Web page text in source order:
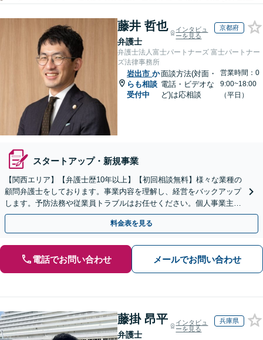
藤井 哲也
弁護士
インタビュ
ーを見る
京都府
弁護士法人富士パートナーズ 富士パートナー
ズ法律事務所
岩出市 か
らも相談
受付中
面談方法(対面・
電話・ビデオな
ど)は応相談
営業時間：0
9:00~18:00
（平日）
スタートアップ・新規事業
【関西エリア】【弁護士歴10年以上】【初回相談無料】様々な業種の
顧問弁護士をしております。事業内容を理解し、経営をバックアップ
します。予防法務や従業員トラブルはお任せください。個人事業主か
らのご相談も可【休日・夜間相談可】
料金表を見る
電話でお問い合わせ メールでお問い合わせ
藤掛 昂平
弁護士
インタビュ
ーを見る
兵庫県